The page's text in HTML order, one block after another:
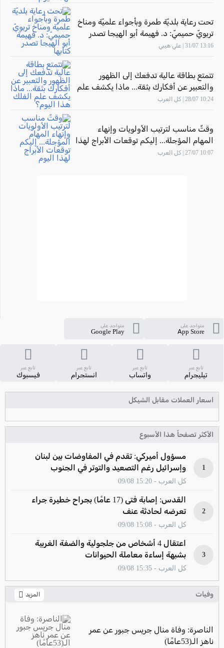
تحت رعاية بلديّة طمرة وبأجواء علميّة ومناخ
تربويّ حميميّ: د. فهيمة أبو الهيجا تصدر
كتابها "أثر المهارة" بحضور الاتّحاد القطريّ
13:16 31/07 | علي هيبي
تتمتع بطاقة عالية تدفعك إلى الظهور
والتعبير عن أفكارك بثقة... ماذا يكشف علم
الفلك هذا اليوم؟
10:24 28/07 | كل العرب
وقتٌ مناسب لترتيب الأولويات وإنهاء
المهام المؤجلة... إليكم توقعات الأبراج لهذا
اليوم
10:07 27/07 | كل العرب
متواجد على
App Store
متواجد على
Google Play
تابع عبر
تيليجرام
تابع عبر
واتساب
تابع عبر
انستجرام
تابع عبر
فيسبوك
اسعار العملات مقابل الشيكل
الأكثر تصفحاً هذا الأسبوع
1
مسؤول أميركي: تقدم في المفاوضات بين لبنان
وإسرائيل رغم التصعيد والتوتر في الجنوب
كل العرب - 15:20 09/08
2
القدس: إصابة فتى (17 عامًا) بجراح خطيرة جراء
تعرضه لحادثة عنف
كل العرب - 15:08 09/08
3
اعتقال 4 أشخاص من جلجولية والضفة الغربية
بشبهة إساءة معاملة الحيوانات
كل العرب - 15:35 09/08
وفيات المزيد
الناصرة: وفاة منال جريس جبور عن عمر
ناهز الـ(53عامًا)